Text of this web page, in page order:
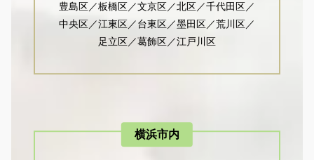
豊島区／板橋区／文京区／北区／千代田区／
中央区／江東区／台東区／墨田区／荒川区／
足立区／葛飾区／江戸川区
横浜市内